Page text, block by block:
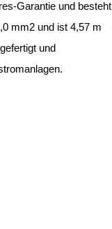
Garantie und besteht
mm2 und ist 4,57 m
und